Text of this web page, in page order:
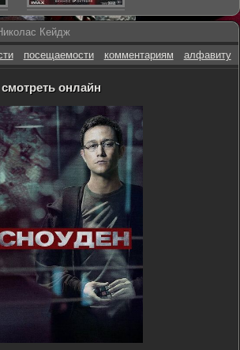
Кейдж
посещаемости комментариям алфавиту
онлайн